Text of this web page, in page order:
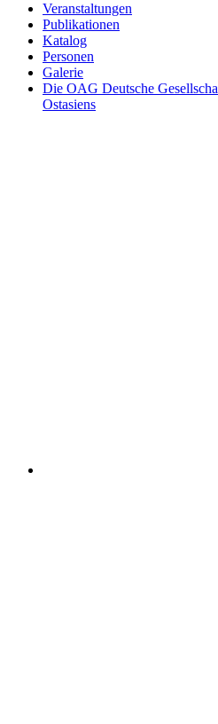
Veranstaltungen
Publikationen
Katalog
Personen
Galerie
Die OAG Deutsche
Ostasiens